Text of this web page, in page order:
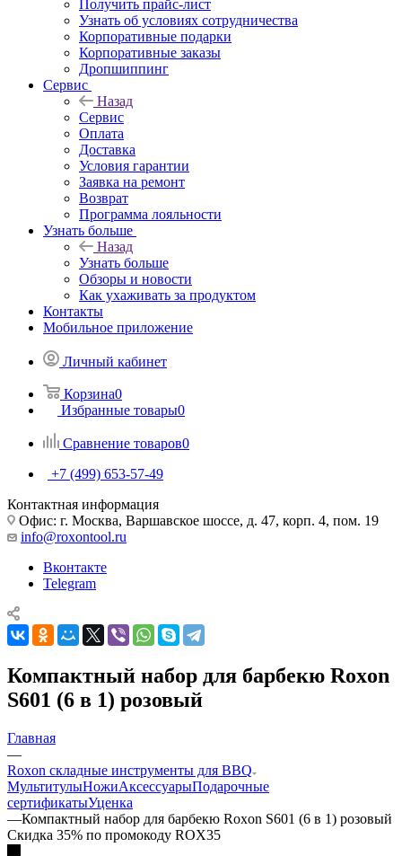
Получить прайс-лист
Узнать об условиях сотрудничества
Корпоративные подарки
Корпоративные заказы
Дропшиппинг
Сервис
Назад
Сервис
Оплата
Доставка
Условия гарантии
Заявка на ремонт
Возврат
Программа лояльности
Узнать больше
Назад
Узнать больше
Обзоры и новости
Как ухаживать за продуктом
Контакты
Мобильное приложение
Личный кабинет
Корзина0
Избранные товары0
Сравнение товаров0
+7 (499) 653-57-49
Контактная информация
Офис: г. Москва, Варшавское шоссе, д. 47, корп. 4, пом. 19
info@roxontool.ru
Вконтакте
Telegram
Компактный набор для барбекю Roxon
S601 (6 в 1) розовый
Главная
—
Roxon складные инструменты для BBQ
МультитулыНожиАксессуарыПодарочные
сертификатыУценка
—Компактный набор для барбекю Roxon S601 (6 в 1) розовый
Скидка 35% по промокоду ROX35